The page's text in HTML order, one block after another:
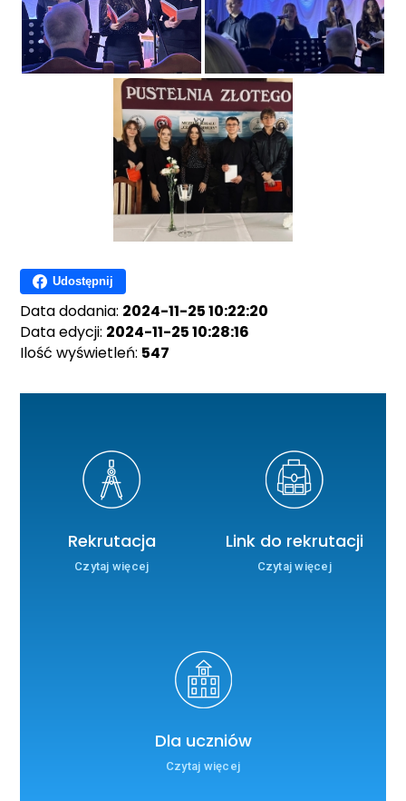
Udostępnij
Data dodania: 2024-11-25 10:22:20
Data edycji: 2024-11-25 10:28:16
Ilość wyświetleń: 547
Rekrutacja
Czytaj więcej
Link do rekrutacji
Czytaj więcej
Dla uczniów
Czytaj więcej